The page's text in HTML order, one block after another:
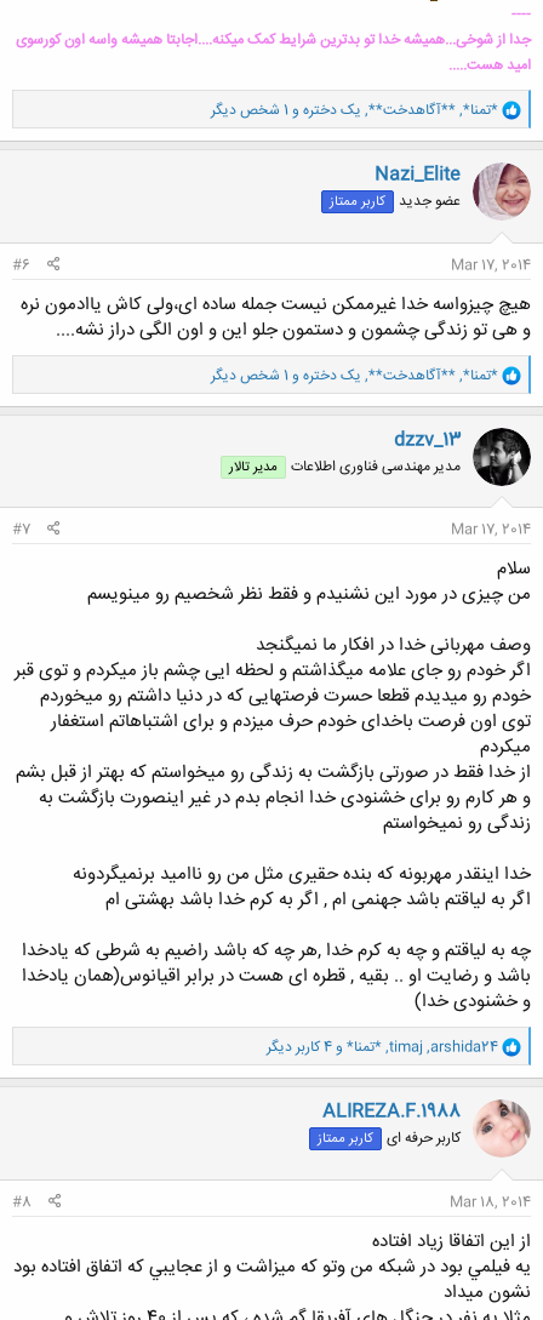
----
جدا از شوخی...همیشه خدا تو بدترین شرایط کمک میکنه....اجابتا همیشه واسه اون کورسوی
امید هست.....
و
ا
ک
ن
ش
ه
ا
*تمنا*,**آگاهدخت**, یک دختره و 1 شخص دیگر
Nazi_Elite
عضو جدید کاربر ممتاز
Mar 17, 2014
#6
هیچ چیزواسه خدا غیرممکن نیست جمله ساده ای،ولی کاش یاادمون نره
و هی تو زندگی چشمون و دستمون جلو این و اون الگی دراز نشه....
و
ا
ک
ن
ش
ه
ا
*تمنا*,**آگاهدخت**, یک دختره و 1 شخص دیگر
dzzv_13
مدیر مهندسی فناوری اطلاعات مدیر تالار
Mar 17, 2014
#7
سلام
من چیزی در مورد این نشنیدم و فقط نظر شخصیم رو مینویسم
وصف مهربانی خدا در افکار ما نمیگنجد
اگر خودم رو جای علامه میگذاشتم و لحظه ایی چشم باز میکردم و توی قبر
خودم رو میدیدم قطعا حسرت فرصتهایی که در دنیا داشتم رو میخوردم
توی اون فرصت باخدای خودم حرف میزدم و برای اشتباهاتم استغفار
میکردم
از خدا فقط در صورتی بازگشت به زندگی رو میخواستم که بهتر از قبل بشم
و هر کارم رو برای خشنودی خدا انجام بدم در غیر اینصورت بازگشت به
زندگی رو نمیخواستم
خدا اینقدر مهربونه که بنده حقیری مثل من رو ناامید برنمیگردونه
اگر به لیاقتم باشد جهنمی ام , اگر به کرم خدا باشد بهشتی ام
چه به لیاقتم و چه به کرم خدا ,هر چه که باشد راضیم به شرطی که یادخدا
باشد و رضایت او .. بقیه , قطره ای هست در برابر اقیانوس(همان یادخدا
و خشنودی خدا)
و
ا
ک
ن
ش
ه
ا
arshida24
,
timaj
,*تمنا* و 4 کاربر دیگر
ALIREZA.F.1988
کاربر حرفه ای کاربر ممتاز
Mar 18, 2014
#8
از اين اتفاقا زياد افتاده
يه فيلمي بود در شبكه من وتو كه ميزاشت و از عجايبي كه اتفاق افتاده بود
نشون ميداد